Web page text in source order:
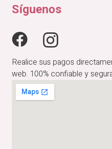
₡35,900.00.
Síguenos
Realice sus pagos
web. 100% confiable y